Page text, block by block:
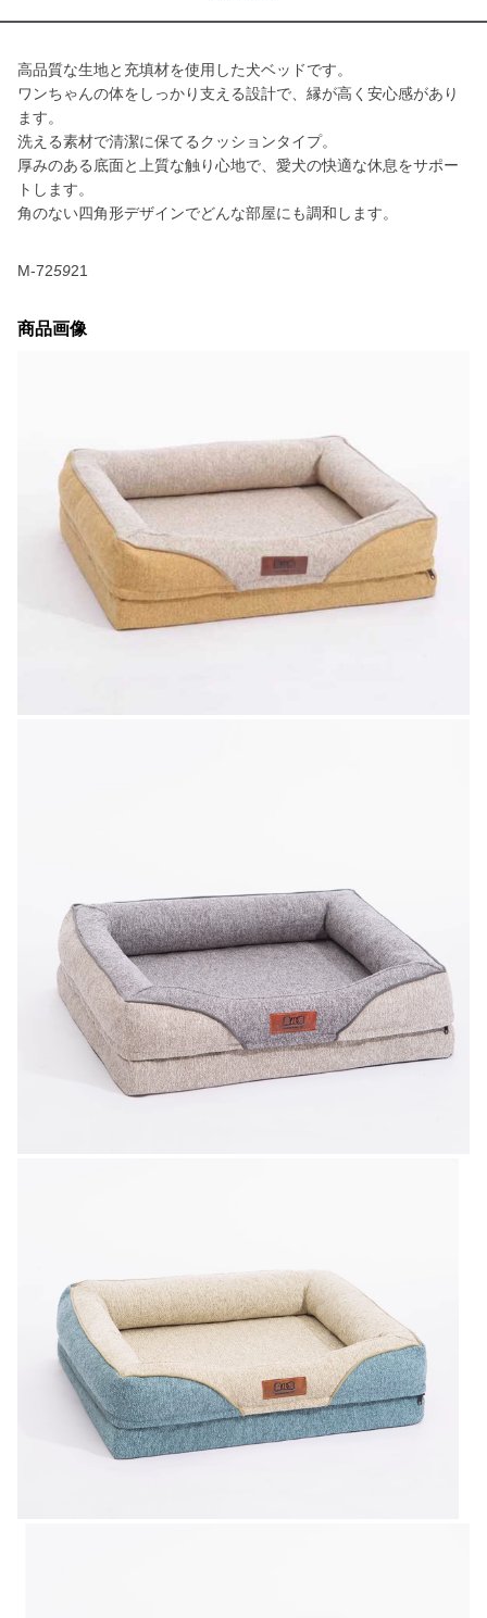
高品質な生地と充填材を使用した犬ベッドです。
ワンちゃんの体をしっかり支える設計で、縁が高く安心感があり
ます。
洗える素材で清潔に保てるクッションタイプ。
厚みのある底面と上質な触り心地で、愛犬の快適な休息をサポー
トします。
角のない四角形デザインでどんな部屋にも調和します。
M-725921
商品画像